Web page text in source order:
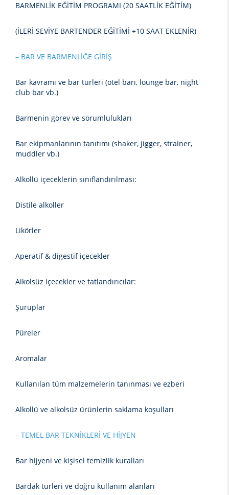
BARMENLİK EĞİTİM PROGRAMI (20 SAATLİK EĞİTİM)
(İLERİ SEVİYE BARTENDER EĞİTİMİ +10 SAAT EKLENİR)
– BAR VE BARMENLİĞE GİRİŞ
Bar kavramı ve bar türleri (otel barı, lounge bar, night
club bar vb.)
Barmenin görev ve sorumlulukları
Bar ekipmanlarının tanıtımı (shaker, jigger, strainer,
muddler vb.)
Alkollü içeceklerin sınıflandırılması:
Distile alkoller
Likörler
Aperatif & digestif içecekler
Alkolsüz içecekler ve tatlandırıcılar:
Şuruplar
Püreler
Aromalar
Kullanılan tüm malzemelerin tanınması ve ezberi
Alkollü ve alkolsüz ürünlerin saklama koşulları
– TEMEL BAR TEKNİKLERİ VE HİJYEN
Bar hijyeni ve kişisel temizlik kuralları
Bardak türleri ve doğru kullanım alanları